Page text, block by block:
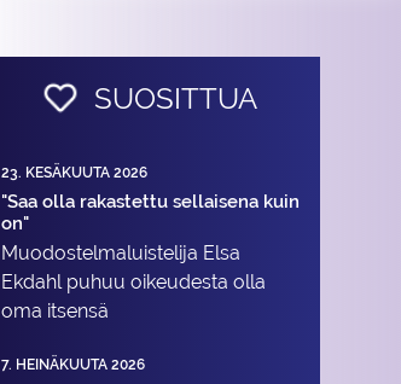
SUOSITTUA
23. KESÄKUUTA 2026
"Saa olla rakastettu sellaisena kuin
on"
Muodostelma­luistelija Elsa
Ekdahl puhuu oikeudesta olla
oma itsensä
7. HEINÄKUUTA 2026